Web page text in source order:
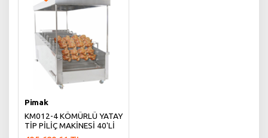
Pimak
KM012-4 KÖMÜRLÜ YATAY
TİP PİLİÇ MAKİNESİ 40'Lİ